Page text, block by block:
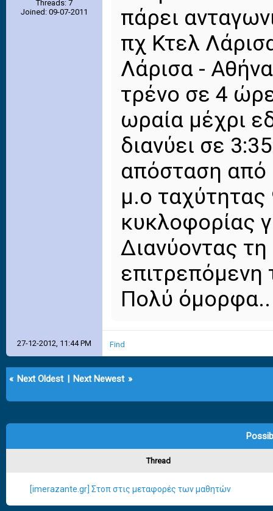
Threads: 7
Joined: 09-07-2011
πάρει
πχ Κτελ
Λάρισα -
τρένο σε 4
ωραία μέχρι
διανύει σε
απόσταση από
μ.ο
κυκλοφορίας
Διανύοντας
επιτρεπόμενη
Πολύ όμορφα..
27-12-2012, 11:44 PM Find
« Next Oldest | Next Newest »
Thread
[imerazante.gr] Στοπ στις μεταφορές των μαθητών